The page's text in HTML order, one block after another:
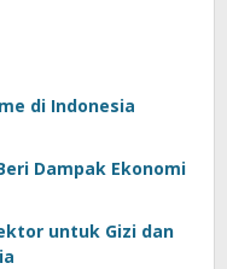
di Indonesia
Dampak Ekonomi
untuk Gizi dan